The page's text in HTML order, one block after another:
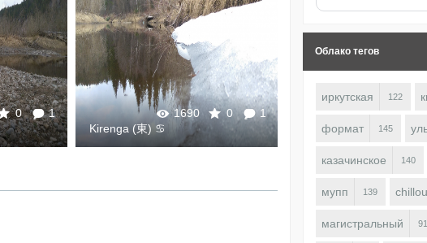
0
1
1690 0
1
Kirenga (東) ♋
Kirenga (東) ♋
Облако тегов
иркутская 122
формат 145
казачинское 140
мупп 139
магистральный 91